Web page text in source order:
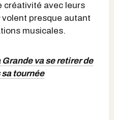
créativité avec leurs
volent presque autant
musicales.
va se retirer de
tournée